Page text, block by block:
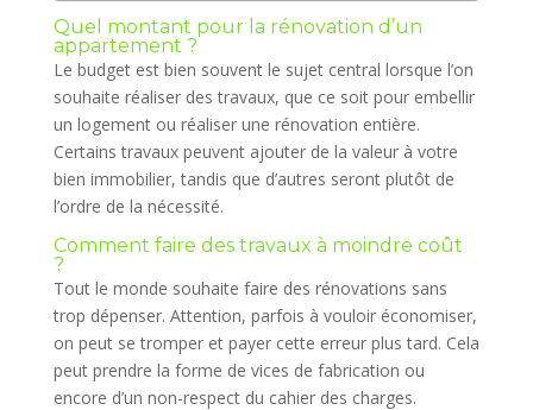
Quel montant pour la rénovation d’un
appartement ?
Le budget est bien souvent le sujet central lorsque l’on
souhaite réaliser des travaux, que ce soit pour embellir
un logement ou réaliser une rénovation entière.
Certains travaux peuvent ajouter de la valeur à votre
bien immobilier, tandis que d’autres seront plutôt de
l’ordre de la nécessité.
Comment faire des travaux à moindre coût
?
Tout le monde souhaite faire des rénovations sans
trop dépenser. Attention, parfois à vouloir économiser,
on peut se tromper et payer cette erreur plus tard. Cela
peut prendre la forme de vices de fabrication ou
encore d’un non-respect du cahier des charges.